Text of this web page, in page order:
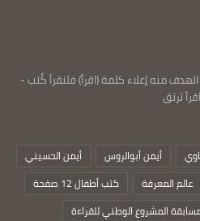
منه إعلاء كلمة (اقرأ) فلنقرأ كُتب -
اقرأ ترتق
أيمن أبوالروس
أيمن الحسيني
عالم المعرفة
كتب أطفال 12 صفحة
المشروع الوطني للقراءة